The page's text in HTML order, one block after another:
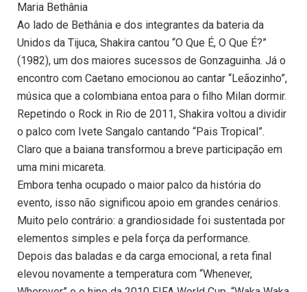
Maria Bethânia
Ao lado de Bethânia e dos integrantes da bateria da
Unidos da Tijuca, Shakira cantou “O Que É, O Que É?”
(1982), um dos maiores sucessos de Gonzaguinha. Já o
encontro com Caetano emocionou ao cantar “Leãozinho”,
música que a colombiana entoa para o filho Milan dormir.
Repetindo o Rock in Rio de 2011, Shakira voltou a dividir
o palco com Ivete Sangalo cantando “Pais Tropical”.
Claro que a baiana transformou a breve participação em
uma mini micareta.
Embora tenha ocupado o maior palco da história do
evento, isso não significou apoio em grandes cenários.
Muito pelo contrário: a grandiosidade foi sustentada por
elementos simples e pela força da performance.
Depois das baladas e da carga emocional, a reta final
elevou novamente a temperatura com “Whenever,